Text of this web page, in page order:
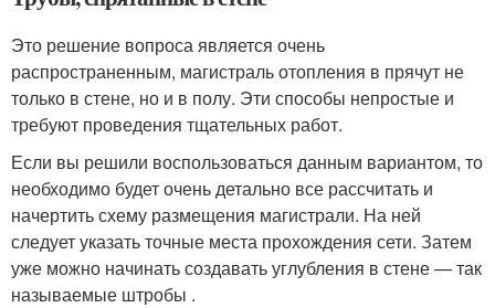
Это решение вопроса является очень
распространенным, магистраль отопления в прячут не
только в стене, но и в полу. Эти способы непростые и
требуют проведения тщательных работ.
Если вы решили воспользоваться данным вариантом, то
необходимо будет очень детально все рассчитать и
начертить схему размещения магистрали. На ней
следует указать точные места прохождения сети. Затем
уже можно начинать создавать углубления в стене — так
называемые штробы .